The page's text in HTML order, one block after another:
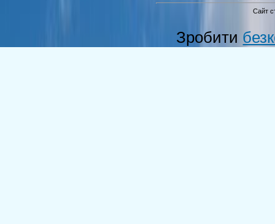
Сайт
Зробити